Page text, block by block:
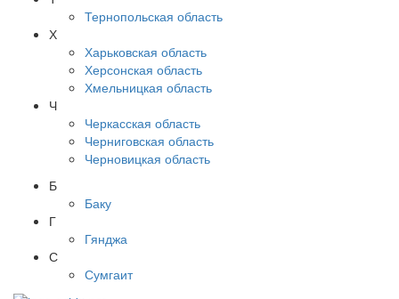
Тернопольская область
Х
Харьковская область
Херсонская область
Хмельницкая область
Ч
Черкасская область
Черниговская область
Черновицкая область
Б
Баку
Г
Гянджа
С
Сумгаит